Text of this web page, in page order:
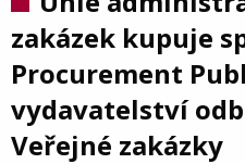
zakázek kupuje
Procurement
vydavatelství
Veřejné zakázky